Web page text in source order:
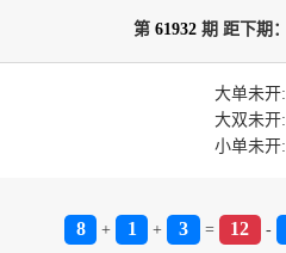
第 61932期 距下期：
大单未开:
大双未开:
小单未开:
8 + 1 + 3 = 12 -